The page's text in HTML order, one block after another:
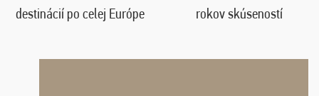
destinácií po celej Európe rokov skúseností